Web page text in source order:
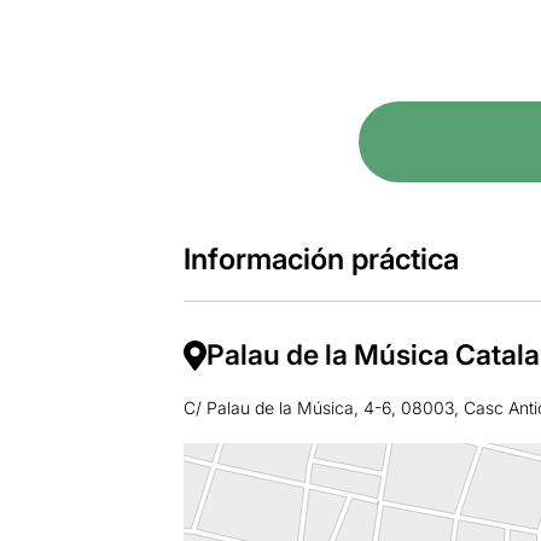
Información práctica
Palau de la Música
C/ Palau de la Música, 4-6, 08003, Casc